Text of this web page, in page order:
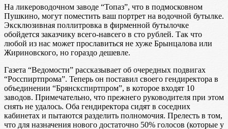
На ликероводочном заводе “Топаз”, что в подмосковном
Пушкино, могут поместить ваш портрет на водочной бутылке.
Эксклюзивная поллитровка в фирменной бутылочке
обойдется заказчику всего-навсего в сто рублей. Так что
любой из нас может прославиться не хуже Брынцалова или
Жириновского, но гораздо дешевле.
Газета “Ведомости” рассказывает об очередных подвигах
“Росспиртпрома”. Теперь он поставил своего гендиректора в
объединении “Брянскспиртпром”, в которое входят 10
заводов. Примечательно, что прежнего руководителя при этом
снять не удалось. Оба гендиректора сидят в соседних
кабинетах и пытаются разделить полномочия. Прелесть в том,
что для назначения нового достаточно 50% голосов (которые у